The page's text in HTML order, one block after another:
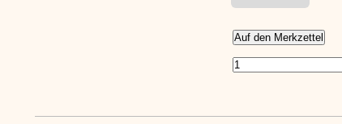
Auf den Merkzettel